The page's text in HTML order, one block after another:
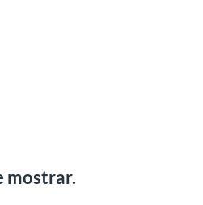
mostrar.